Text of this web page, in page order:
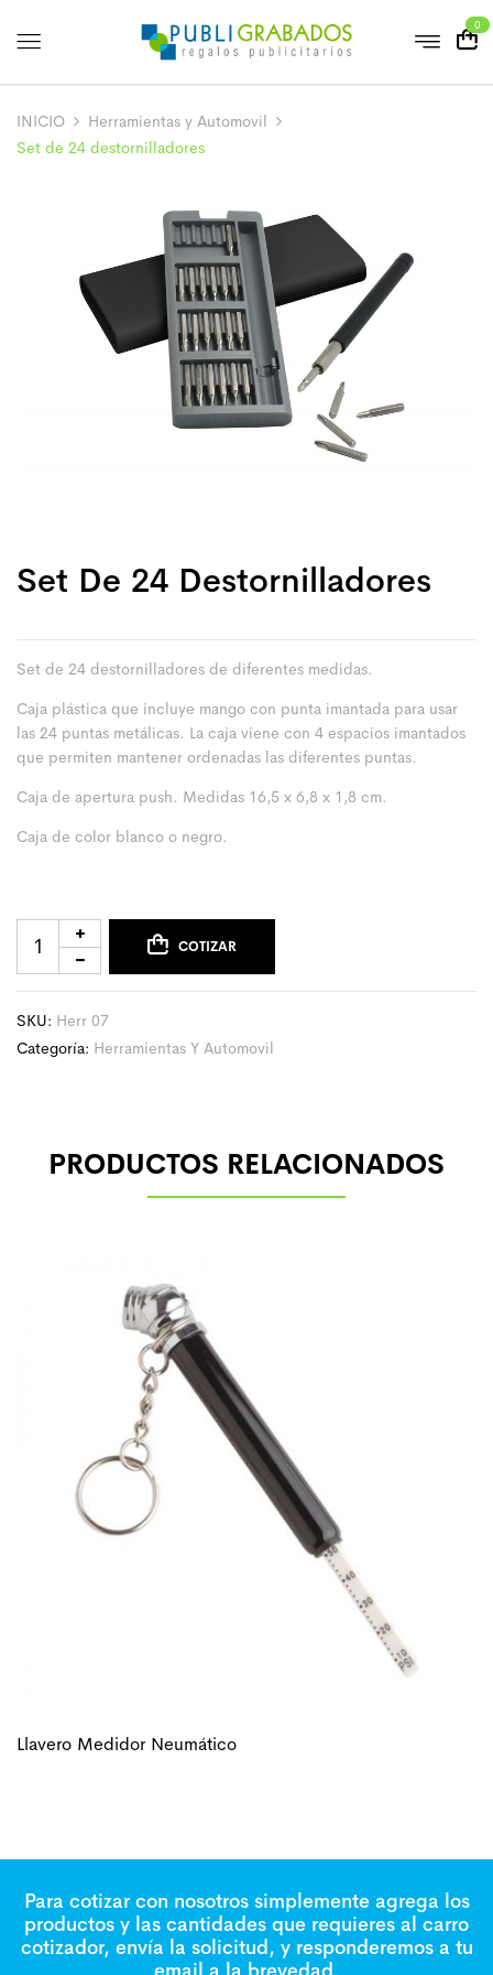
0
INICIO
Herramientas y Automovil
Set de 24 destornilladores
Set De 24 Destornilladores
Set de 24 destornilladores de diferentes medidas.
Caja plástica que incluye mango con punta imantada para usar
las 24 puntas metálicas. La caja viene con 4 espacios imantados
que permiten mantener ordenadas las diferentes puntas.
Caja de apertura push. Medidas 16,5 x 6,8 x 1,8 cm.
Caja de color blanco o negro.
COTIZAR
SKU: Herr 07
Categoría: Herramientas Y Automovil
PRODUCTOS RELACIONADOS
Llavero Medidor Neumático
Para cotizar con nosotros simplemente agrega los
productos y las cantidades que requieres al carro
cotizador, envía la solicitud, y responderemos a tu